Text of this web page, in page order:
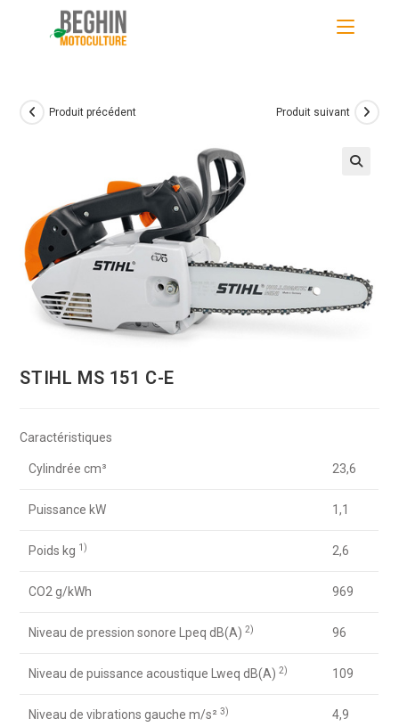
Produit précédent Produit suivant
STIHL MS 151 C-E
Caractéristiques
Cylindrée cm³ 23,6
Puissance kW 1,1
Poids kg 1) 2,6
CO2 g/kWh 969
Niveau de pression sonore Lpeq dB(A)2) 96
Niveau de puissance acoustique Lweq dB(A)2) 109
Niveau de vibrations gauche m/s²3) 4,9